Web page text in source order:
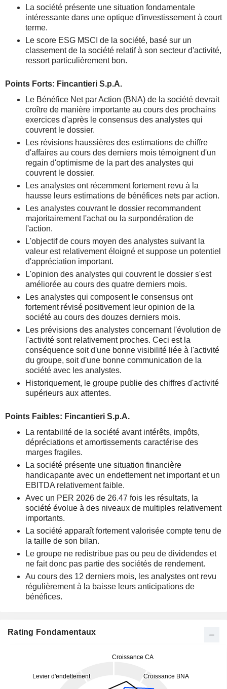
La société présente une situation fondamentale
intéressante dans une optique d'investissement à court
terme.
Le score ESG MSCI de la société, basé sur un
classement de la société relatif à son secteur d'activité,
ressort particulièrement bon.
Points Forts: Fincantieri S.p.A.
Le Bénéfice Net par Action (BNA) de la société devrait
croître de manière importante au cours des prochains
exercices d'après le consensus des analystes qui
couvrent le dossier.
Les révisions haussières des estimations de chiffre
d'affaires au cours des derniers mois témoignent d'un
regain d'optimisme de la part des analystes qui
couvrent le dossier.
Les analystes ont récemment fortement revu à la
hausse leurs estimations de bénéfices nets par action.
Les analystes couvrant le dossier recommandent
majoritairement l'achat ou la surpondération de
l'action.
L'objectif de cours moyen des analystes suivant la
valeur est relativement éloigné et suppose un potentiel
d'appréciation important.
L'opinion des analystes qui couvrent le dossier s'est
améliorée au cours des quatre derniers mois.
Les analystes qui composent le consensus ont
fortement révisé positivement leur opinion de la
société au cours des douzes derniers mois.
Les prévisions des analystes concernant l'évolution de
l'activité sont relativement proches. Ceci est la
conséquence soit d'une bonne visibilité liée à l'activité
du groupe, soit d'une bonne communication de la
société avec les analystes.
Historiquement, le groupe publie des chiffres d'activité
supérieurs aux attentes.
Points Faibles: Fincantieri S.p.A.
La rentabilité de la société avant intérêts, impôts,
dépréciations et amortissements caractérise des
marges fragiles.
La société présente une situation financière
handicapante avec un endettement net important et un
EBITDA relativement faible.
Avec un PER 2026 de 26.47 fois les résultats, la
société évolue à des niveaux de multiples relativement
importants.
La société apparaît fortement valorisée compte tenu de
la taille de son bilan.
Le groupe ne redistribue pas ou peu de dividendes et
ne fait donc pas partie des sociétés de rendement.
Au cours des 12 derniers mois, les analystes ont revu
régulièrement à la baisse leurs anticipations de
bénéfices.
Rating Fondamentaux